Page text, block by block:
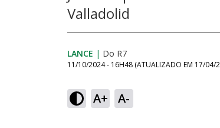
Valladolid
LANCE | Do R7
11/10/2024 - 16H48 (ATUALIZADO EM 17/04/
A+ A-